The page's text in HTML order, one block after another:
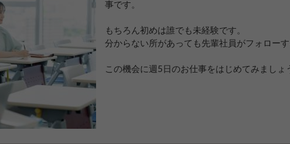
事です。
もちろん初めは誰でも未経験です。
分からない所があっても先輩社員がフォロー
この機会に週5日のお仕事をはじめてみましょ